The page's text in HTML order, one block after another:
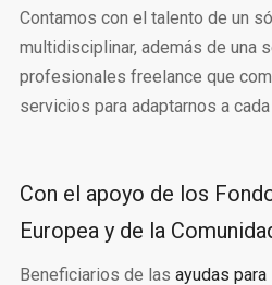
Contamos con el talento de un
multidisciplinar, además de una
profesionales freelance que
servicios para adaptarnos a
Con el apoyo de los
Europea y de la
Beneficiarios de las ayudas